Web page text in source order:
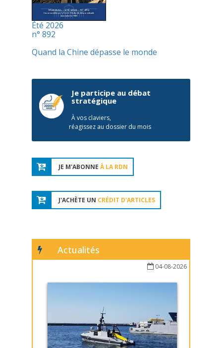
Été 2026
n° 892
Quand la Chine dépasse le monde
Je participe au débat
stratégique
À vos claviers,
réagissez au dossier du mois
JE M'ABONNE À LA RDN
J'ACHÈTE UN CRÉDIT D'ARTICLES
Actualités
04-08-2026